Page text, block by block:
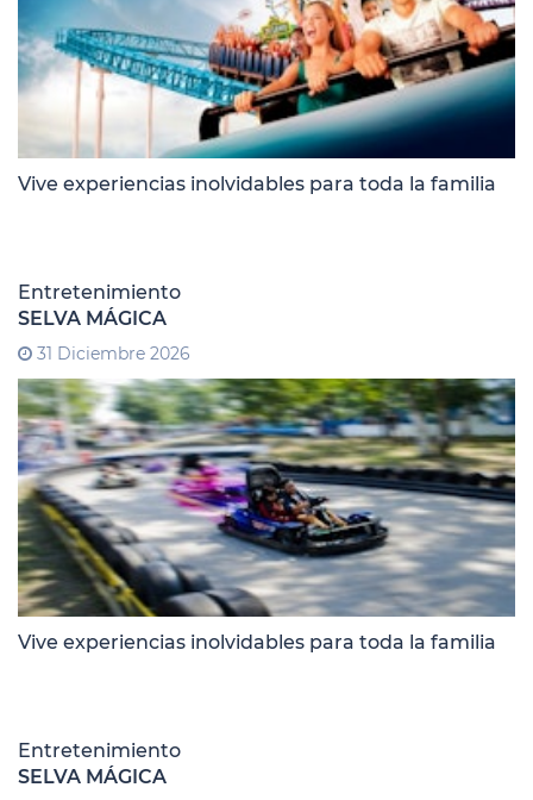
Vive experiencias inolvidables para toda la familia
Entretenimiento
SELVA MÁGICA
31 Diciembre 2026
Vive experiencias inolvidables para toda la familia
Entretenimiento
SELVA MÁGICA